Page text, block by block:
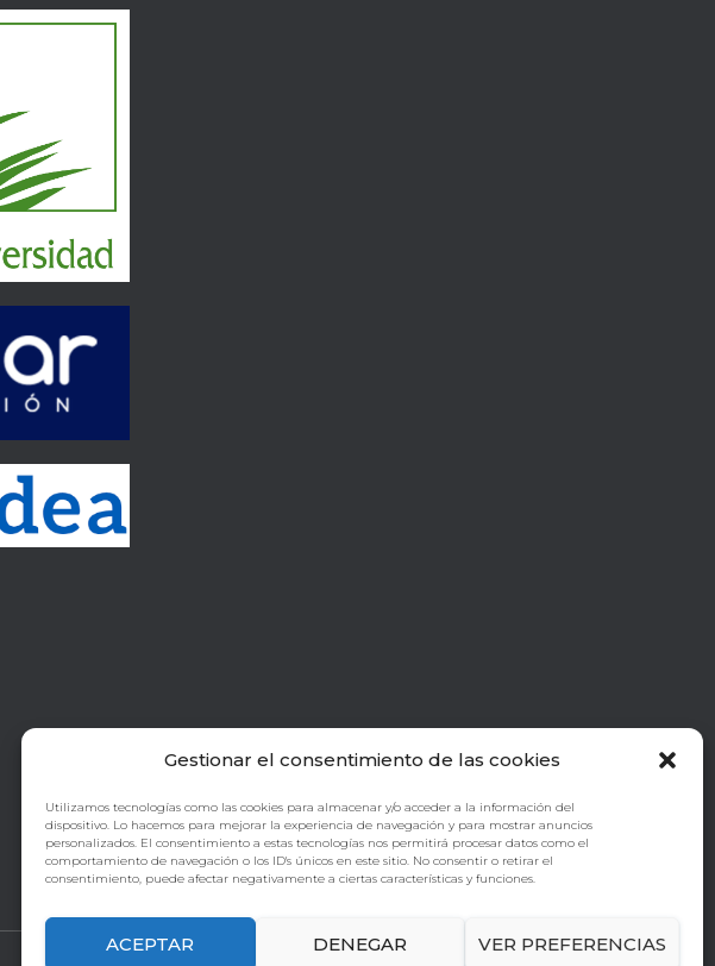
Gestionar el consentimiento de las cookies
Utilizamos tecnologías como las cookies para almacenar y/o acceder a la información del
dispositivo. Lo hacemos para mejorar la experiencia de navegación y para mostrar anuncios
personalizados. El consentimiento a estas tecnologías nos permitirá procesar datos como el
comportamiento de navegación o los ID's únicos en este sitio. No consentir o retirar el
consentimiento, puede afectar negativamente a ciertas características y funciones.
ACEPTAR DENEGAR VER PREFERENCIAS